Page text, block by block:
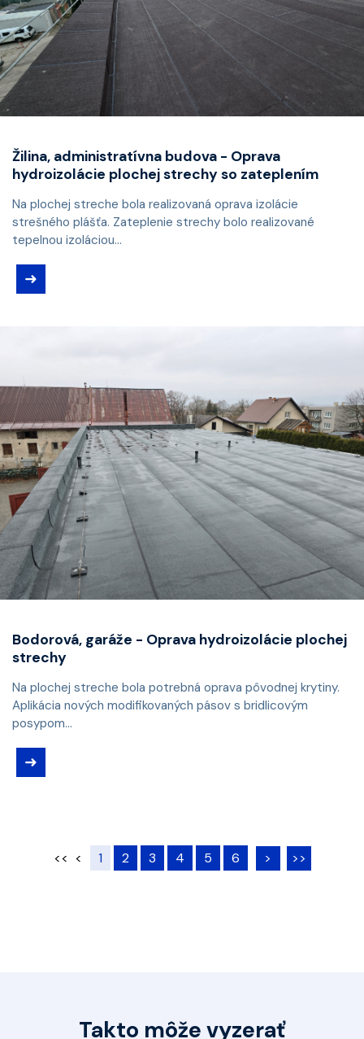
Žilina, administratívna budova - Oprava
hydroizolácie plochej strechy so zateplením
Na plochej streche bola realizovaná oprava izolácie
strešného plášťa. Zateplenie strechy bolo realizované
tepelnou izoláciou...
➜
Bodorová, garáže - Oprava hydroizolácie plochej
strechy
Na plochej streche bola potrebná oprava pôvodnej krytiny.
Aplikácia nových modifikovaných pásov s bridlicovým
posypom...
➜
<< < 1 2 3 4 5 6 > >>
Takto môže vyzerať